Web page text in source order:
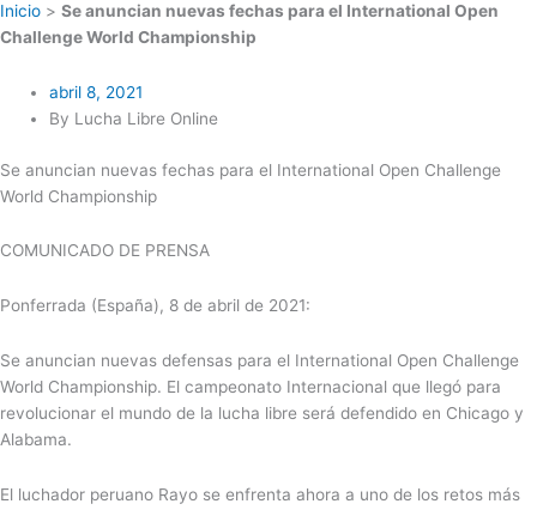
Inicio > Se anuncian nuevas fechas para el International Open
Challenge World Championship
abril 8, 2021
By Lucha Libre Online
Se anuncian nuevas fechas para el International Open Challenge
World Championship
COMUNICADO DE PRENSA
Ponferrada (España), 8 de abril de 2021:
Se anuncian nuevas defensas para el International Open Challenge
World Championship. El campeonato Internacional que llegó para
revolucionar el mundo de la lucha libre será defendido en Chicago y
Alabama.
El luchador peruano Rayo se enfrenta ahora a uno de los retos más